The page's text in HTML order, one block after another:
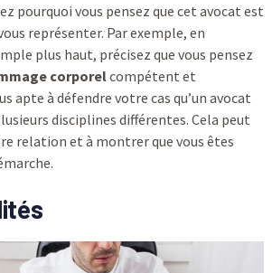
pourquoi vous pensez que cet avocat est
représenter. Par exemple, en
plus haut, précisez que vous pensez
corporelcompétent et
apte à défendre votre cas qu’un avocat
disciplines différentes. Cela peut
relation et à montrer que vous êtes